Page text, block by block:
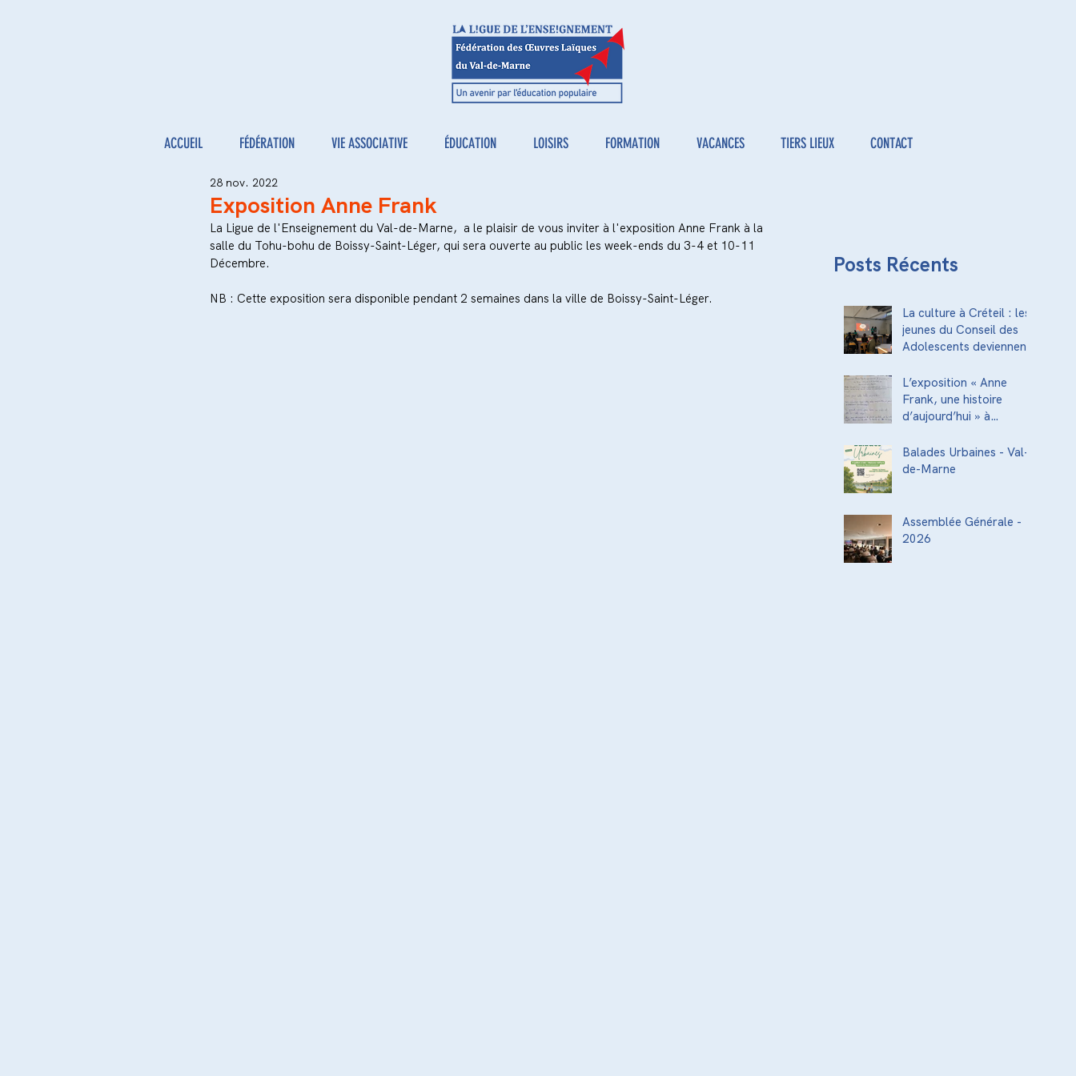
ACCUEIL FÉDÉRATION VIE ASSOCIATIVE ÉDUCATION LOISIRS FORMATION VACANCES TIERS LIEUX CONTACT
Exposition Anne Frank
28 nov. 2022
La Ligue de l'Enseignement du Val-de-Marne,  a le plaisir de vous inviter à l'exposition Anne Frank à la
salle du Tohu-bohu de Boissy-Saint-Léger, qui sera ouverte au public les week-ends du 3-4 et 10-11
Décembre.
NB : Cette exposition sera disponible pendant 2 semaines dans la ville de Boissy-Saint-Léger.
Posts Récents
La culture à Créteil : les
jeunes du Conseil des
Adolescents deviennent
transmission culturelle
de la ville
L’exposition « Anne
Frank, une histoire
d’aujourd’hui » à
Supérieur du
Professorat et de
Balades Urbaines - Val-
de-Marne
Assemblée Générale -
2026